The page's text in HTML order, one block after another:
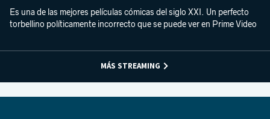
Es una de las mejores películas cómicas del siglo XXI. Un perfecto
torbellino políticamente incorrecto que se puede ver en Prime Video
MÁS STREAMING